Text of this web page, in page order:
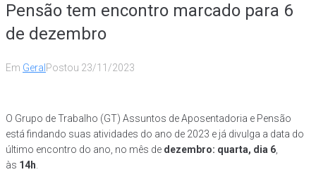
Pensão tem encontro marcado para 6
de dezembro
Em Geral Postou 23/11/2023
O Grupo de Trabalho (GT) Assuntos de Aposentadoria e Pensão
está findando suas atividades do ano de 2023 e já divulga a data do
último encontro do ano, no mês de dezembro: quarta, dia 6
às 14h